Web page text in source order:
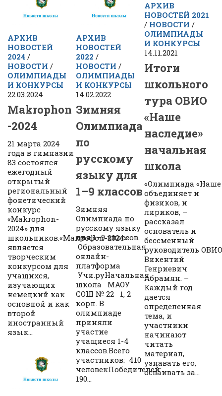
АРХИВ
НОВОСТЕЙ
2024 /
НОВОСТИ /
ОЛИМПИАДЫ
И КОНКУРСЫ
22.03.2024
Makrophon
-2024
21 марта 2024
года в гимназии
83 состоялся
ежегодный
открытый
региональный
фонетический
конкурс
«Makrophon-
2024» для
школьников.«Макрофон-2024»
является
творческим
конкурсом для
учащихся,
изучающих
немецкий как
основной и как
второй
иностранный
язык...
АРХИВ
НОВОСТЕЙ
2022 /
НОВОСТИ /
ОЛИМПИАДЫ
И КОНКУРСЫ
14.02.2022
Зимняя
Олимпиада
по
русскому
языку для
1–9 классов
Зимняя
Олимпиада по
русскому языку
для 1–9 классов.
Образовательная
онлайн-
платформа
Учи.руНачальная
школа МАОУ
СОШ № 22 1, 2
корп. В
олимпиаде
приняли
участие
учащиеся 1-4
классов.Всего
участников: 410
человекПобедителей:
190...
АРХИВ
НОВОСТЕЙ 2021
/ НОВОСТИ /
ОЛИМПИАДЫ
И КОНКУРСЫ
14.11.2021
Итоги
школьного
тура ОВИО
«Наше
наследие»
начальная
школа
«Олимпиада «Наше
объединяет и
физиков, и
лириков, –
рассказал
основатель и
бессменный
руководитель
Викентий
Генриевич
Абрамян. –
Каждый год
дается
определенная
тема, и
участники
начинают
читать
материал,
узнавать его,
осваивать за...